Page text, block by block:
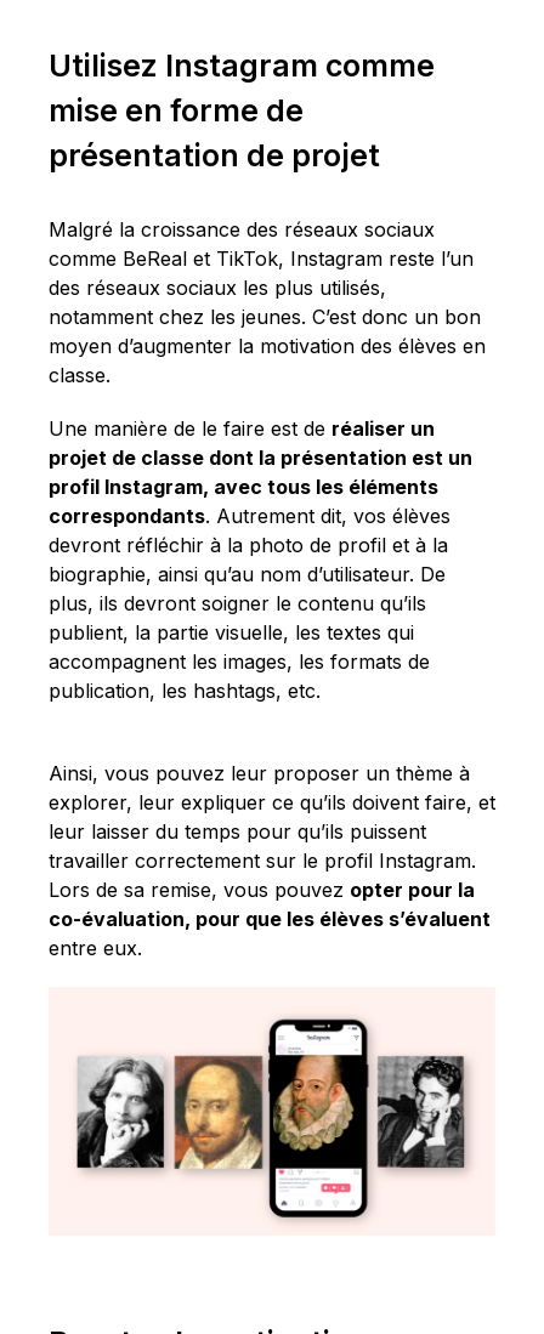
Utilisez Instagram comme
mise en forme de
présentation de projet
Malgré la croissance des réseaux sociaux
comme BeReal et TikTok, Instagram reste l’un
des réseaux sociaux les plus utilisés,
notamment chez les jeunes. C’est donc un bon
moyen d’augmenter la motivation des élèves en
classe.
Une manière de le faire est de réaliser un
projet de classe dont la présentation est un
profil Instagram, avec tous les éléments
correspondants. Autrement dit, vos élèves
devront réfléchir à la photo de profil et à la
biographie, ainsi qu’au nom d’utilisateur. De
plus, ils devront soigner le contenu qu’ils
publient, la partie visuelle, les textes qui
accompagnent les images, les formats de
publication, les hashtags, etc.
Ainsi, vous pouvez leur proposer un thème à
explorer, leur expliquer ce qu’ils doivent faire, et
leur laisser du temps pour qu’ils puissent
travailler correctement sur le profil Instagram.
Lors de sa remise, vous pouvez opter pour la
co-évaluation, pour que les élèves s’évaluent
entre eux.